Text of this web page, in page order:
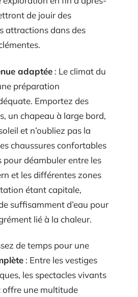
de jouir des
attractions dans des
adaptée : Le climat du
préparation
Emportez des
un chapeau à large bord,
et n’oubliez pas la
chaussures confortables
pour déambuler entre les
et les différentes zones
étant capitale,
suffisamment d’eau pour
lié à la chaleur.
de temps pour une
: Entre les vestiges
les spectacles vivants
offre une multitude